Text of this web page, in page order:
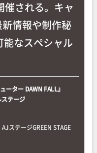
催される。キャ
情報や制作秘
能なスペシャル
ター DAWN FALL』
テージ
ステージGREEN STAGE